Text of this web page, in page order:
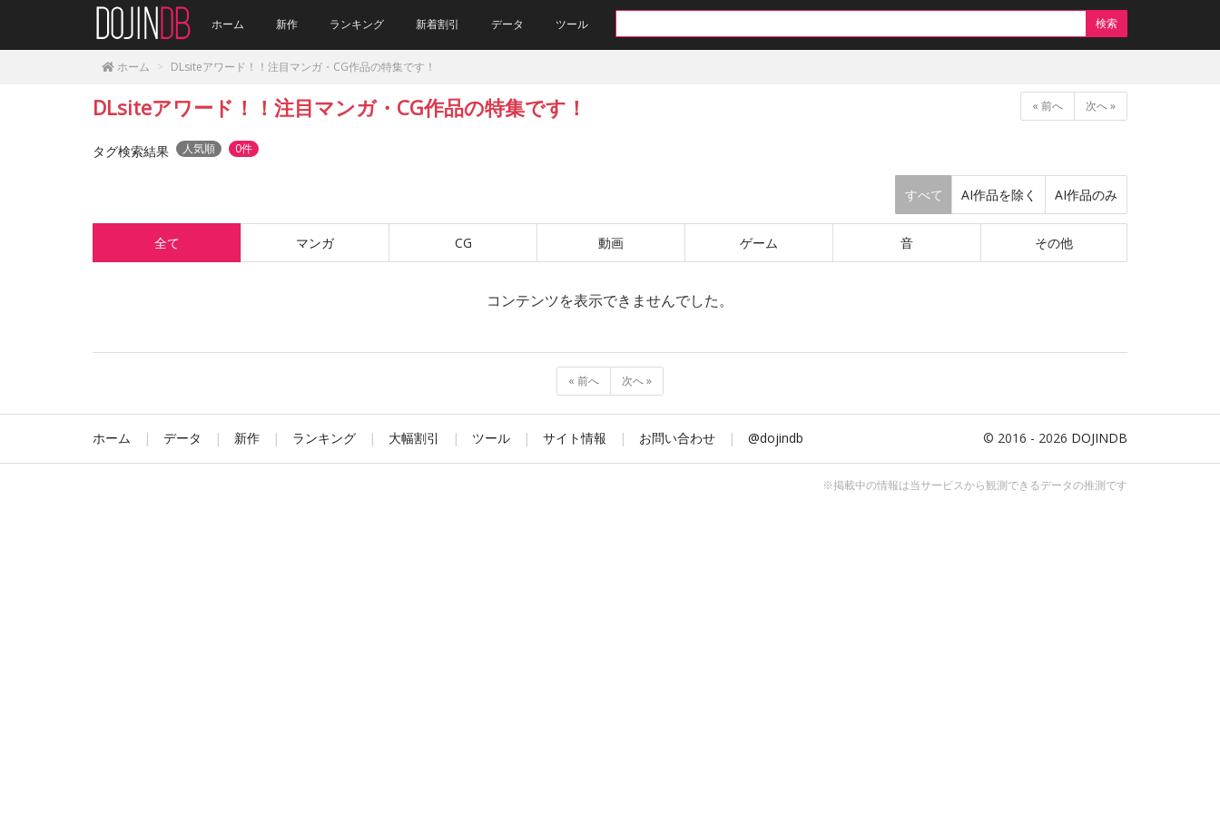
ホーム 新作 ランキング 新着割引 データ ツール 検索
ホーム DLsiteアワード！！注目マンガ・CG作品の特集です！
DLsiteアワード！！注目マンガ・CG作品の特集です！
タグ検索結果 人気順 0件
« 前へ 次へ»
すべて AI作品を除く AI作品のみ
全て マンガ CG 動画 ゲーム 音 その他
コンテンツを表示できませんでした。
« 前へ 次へ»
ホーム | データ | 新作 | ランキング | 大幅割引 | ツール | サイト情報 | お問い合わせ | @dojindb © 2016 - 2026 DOJINDB
※掲載中の情報は当サービスから観測できるデータの推測です